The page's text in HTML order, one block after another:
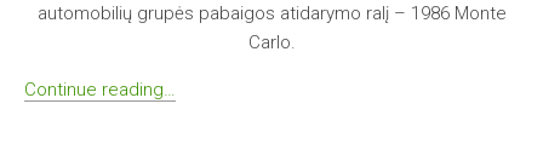
automobilių grupės pabaigos atidarymo ralį – 1986 Monte
Carlo.
Continue reading…